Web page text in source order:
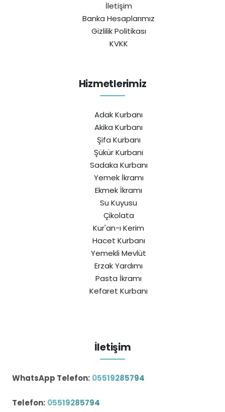
İletişim
Banka Hesaplarımız
Gizlilik Politikası
KVKK
Hizmetlerimiz
Adak Kurbanı
Akika Kurbanı
Şifa Kurbanı
Şükür Kurbanı
Sadaka Kurbanı
Yemek İkramı
Ekmek İkramı
Su Kuyusu
Çikolata
Kur'an-ı Kerim
Hacet Kurbanı
Yemekli Mevlüt
Erzak Yardımı
Pasta İkramı
Kefaret Kurbanı
İletişim
WhatsApp Telefon: 05519285794
Telefon: 05519285794